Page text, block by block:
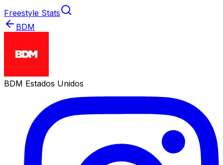
Freestyle Stats
BDM
BDM Estados Unidos